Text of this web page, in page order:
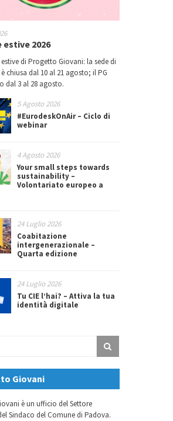
estive 2026
di Progetto Giovani: la sede di
chiusa dal 10 al 21 agosto; il PG
dal 3 al 28 agosto.
5 Agosto 2026
#EurodeskOnAir – Ciclo di
webinar
4 Agosto 2026
Your small steps towards
sustainability –
Volontariato europeo a
24 Luglio 2026
Coabitazione
intergenerazionale –
Quarta edizione
24 Luglio 2026
Tu CIE l’hai? – Attiva la tua
identità digitale
Giovani
è un ufficio del Settore
Sindaco del Comune di Padova.